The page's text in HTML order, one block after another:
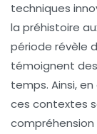
techniques
la préhistoire
période révèle
témoignent
temps. Ainsi,
ces contextes
compréhension